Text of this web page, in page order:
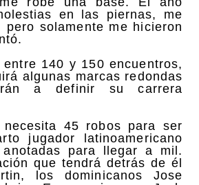
en las piernas, me
pero solamente me hicieron
140 y 150 encuentros,
algunas marcas redondas
a definir su carrera
necesita 45 robos para ser
jugador latinoamericano
para llegar a mil.
que tendrá detrás de él
los dominicanos Jose